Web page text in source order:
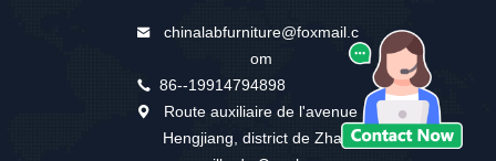
chinalabfurniture@foxmail.c
om
86--19914794898
Route auxiliaire de l'avenue
Hengjiang, district de Zhang